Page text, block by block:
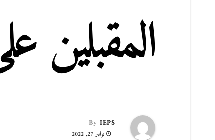
المقبلين
By IEPS
نوفمبر 27, 2022